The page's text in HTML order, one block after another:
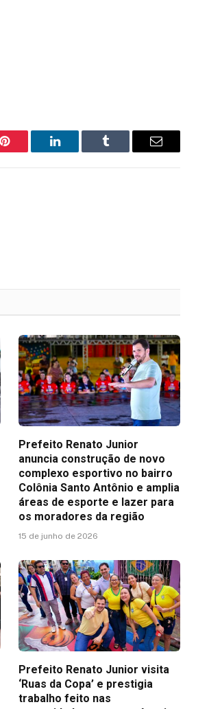
Pinterest LinkedIn Tumblr Email
Prefeito Renato Junior
anuncia construção de novo
complexo esportivo no bairro
Colônia Santo Antônio e amplia
áreas de esporte e lazer para
os moradores da região
15 de junho de 2026
Prefeito Renato Junior visita
‘Ruas da Copa’ e prestigia
trabalho feito nas